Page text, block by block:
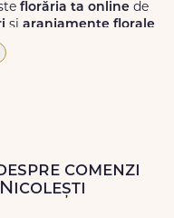
florăria ta online de
și aranjamente florale
în toată România.
weekend, pentru ca tu
când ai nevoie.
comenzi